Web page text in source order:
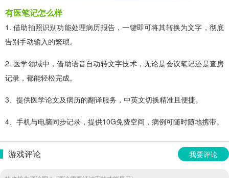
有医笔记怎么样
1. 借助拍照识别功能处理病历报告，一键即可将其转换为文字，彻底
告别手动输入的繁琐。
2. 医学领域中，借助语音自动转文字技术，无论是会议笔记还是查房
记录，都能轻松完成。
3、提供医学论文及病历的翻译服务，中英文切换精准且便捷。
4、手机与电脑同步记录，提供10G免费空间，病例可随时随地携带。
游戏评论 我要评论